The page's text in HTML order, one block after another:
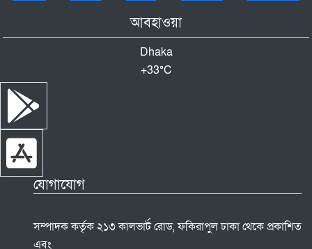
গাইবান্ধায় বৃক্ষরোপণ অভিযান ও বৃক্ষ মেলার
মা গোদামে আগুন লাগছে’— শেষ মেসেজ পাঠিয়ে
রিয়াদে প্রাণ গেল, অগ্নিদগ্ধে আত্রাইয়ের ১১ জনের
আবহাওয়া
Dhaka
+33°C
যোগাযোগ
সম্পাদক কর্তৃক ২১৩ কালভার্ট রোড, ফকিরাপুল ঢাকা থেকে প্রকাশিত
এবং